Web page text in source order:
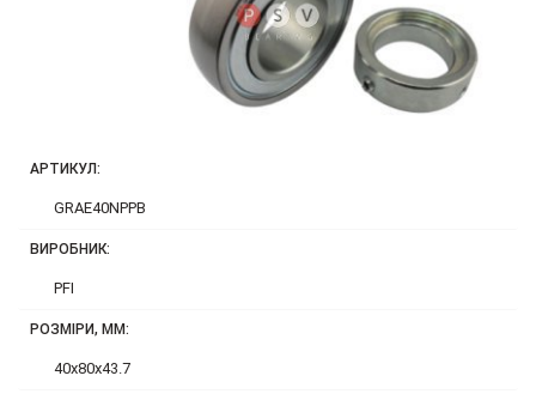
АРТИКУЛ:
GRAE40NPPB
ВИРОБНИК:
PFI
РОЗМІРИ, ММ:
40x80x43.7